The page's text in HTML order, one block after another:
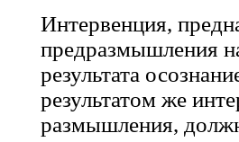
Интервенция,
предразмышления
результата
результатом же
размышления,